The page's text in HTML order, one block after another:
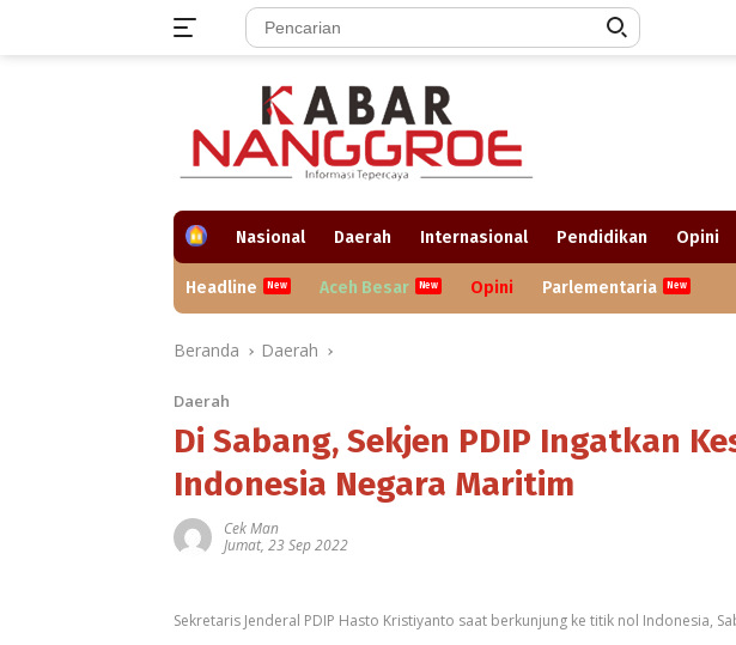
H
e
Nasional Daerah Internasional Pendidikan Opini
Headline Aceh Besar Opini Parlementaria
Beranda Daerah
Daerah
Di Sabang, Sekjen PDIP Ingatkan
Indonesia Negara Maritim
Cek Man
Jumat, 23 Sep 2022
Sekretaris Jenderal PDIP Hasto Kristiyanto saat berkunjung ke titik nol Indonesia,